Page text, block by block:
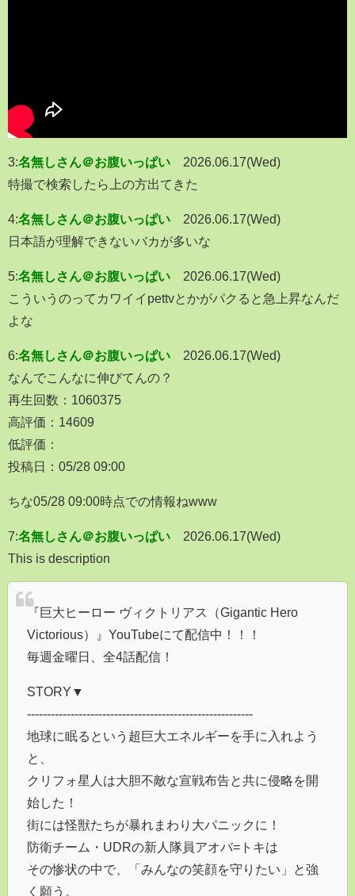
3:名無しさん＠お腹いっぱい
2026.06.17(Wed)
特撮で検索したら上の方出てきた
4:名無しさん＠お腹いっぱい
2026.06.17(Wed)
日本語が理解できないバカが多いな
5:名無しさん＠お腹いっぱい
2026.06.17(Wed)
こういうのってカワイイpettvとかがパクると急上昇なんだ
よな
6:名無しさん＠お腹いっぱい
2026.06.17(Wed)
なんでこんなに伸びてんの？
再生回数：1060375
高評価：14609
低評価：
投稿日：05/28 09:00
ちな05/28 09:00時点での情報ねwww
7:名無しさん＠お腹いっぱい
2026.06.17(Wed)
This is description
『巨大ヒーロー ヴィクトリアス（Gigantic Hero
Victorious）』YouTubeにて配信中！！！
毎週金曜日、全4話配信！
STORY▼
---------------------------------------------------------
地球に眠るという超巨大エネルギーを手に入れよう
と、
クリフォ星人は大胆不敵な宣戦布告と共に侵略を開
始した！
街には怪獣たちが暴れまわり大パニックに！
防衛チーム・UDRの新人隊員アオバ=トキは
その惨状の中で、「みんなの笑顔を守りたい」と強
く願う。